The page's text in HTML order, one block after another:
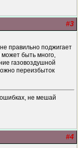
#3
правильно поджигает
быть много,
газовоздушной
переизбыток
не мешай
#4